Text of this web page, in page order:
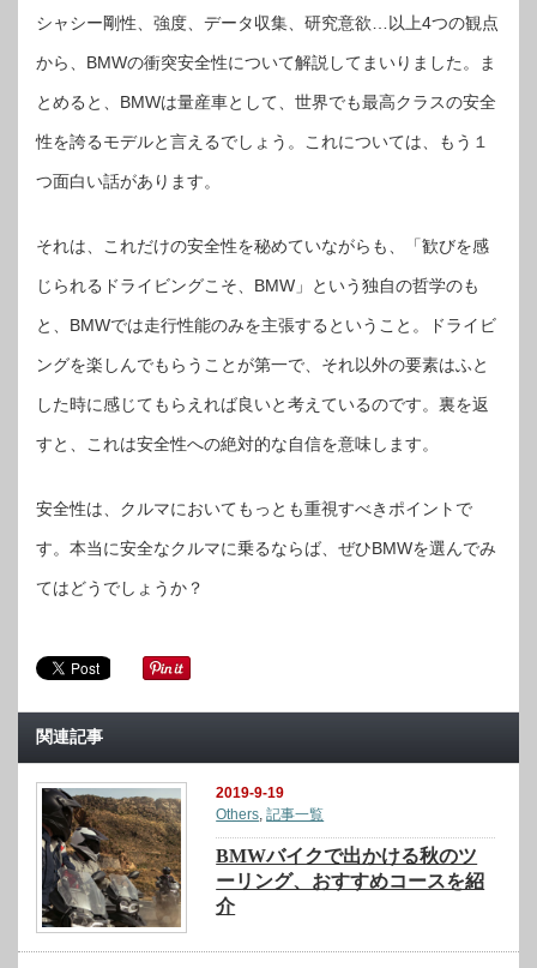
シャシー剛性、強度、データ収集、研究意欲…以上4つの観点
から、BMWの衝突安全性について解説してまいりました。ま
とめると、BMWは量産車として、世界でも最高クラスの安全
性を誇るモデルと言えるでしょう。これについては、もう１
つ面白い話があります。
それは、これだけの安全性を秘めていながらも、「歓びを感
じられるドライビングこそ、BMW」という独自の哲学のも
と、BMWでは走行性能のみを主張するということ。ドライビ
ングを楽しんでもらうことが第一で、それ以外の要素はふと
した時に感じてもらえれば良いと考えているのです。裏を返
すと、これは安全性への絶対的な自信を意味します。
安全性は、クルマにおいてもっとも重視すべきポイントで
す。本当に安全なクルマに乗るならば、ぜひBMWを選んでみ
てはどうでしょうか？
関連記事
2019-9-19
Others,記事一覧
BMWバイクで出かける秋のツ
ーリング、おすすめコースを紹
介